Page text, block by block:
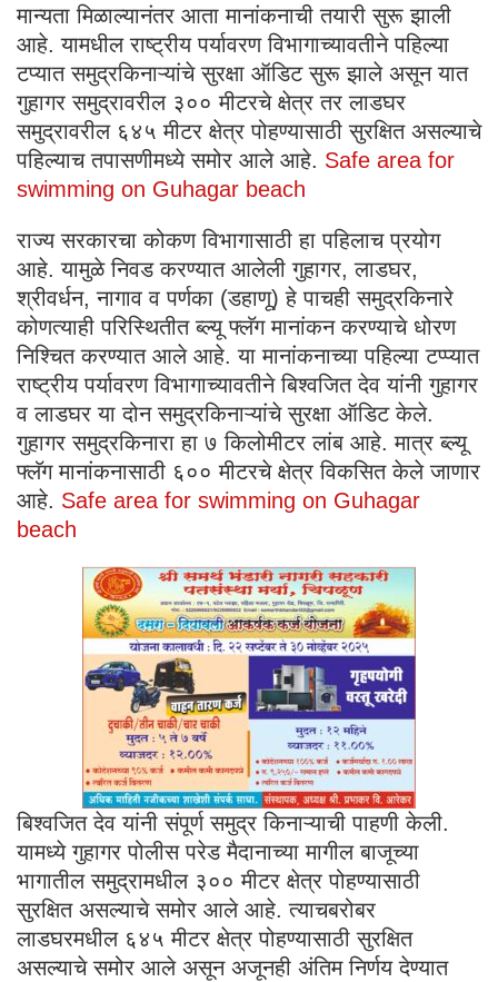
मान्यता मिळाल्यानंतर आता मानांकनाची तयारी सुरू झाली
आहे. यामधील राष्ट्रीय पर्यावरण विभागाच्यावतीने पहिल्या
टप्यात समुद्रकिनाऱ्यांचे सुरक्षा ऑडिट सुरू झाले असून यात
गुहागर समुद्रावरील ३०० मीटरचे क्षेत्र तर लाडघर
समुद्रावरील ६४५ मीटर क्षेत्र पोहण्यासाठी सुरक्षित असल्याचे
पहिल्याच तपासणीमध्ये समोर आले आहे. Safe area for
swimming on Guhagar beach
राज्य सरकारचा कोकण विभागासाठी हा पहिलाच प्रयोग
आहे. यामुळे निवड करण्यात आलेली गुहागर, लाडघर,
श्रीवर्धन, नागाव व पर्णका (डहाणू) हे पाचही समुद्रकिनारे
कोणत्याही परिस्थितीत ब्ल्यू फ्लॅग मानांकन करण्याचे धोरण
निश्चित करण्यात आले आहे. या मानांकनाच्या पहिल्या टप्प्यात
राष्ट्रीय पर्यावरण विभागाच्यावतीने बिश्वजित देव यांनी गुहागर
व लाडघर या दोन समुद्रकिनाऱ्यांचे सुरक्षा ऑडिट केले.
गुहागर समुद्रकिनारा हा ७ किलोमीटर लांब आहे. मात्र ब्ल्यू
फ्लॅग मानांकनासाठी ६०० मीटरचे क्षेत्र विकसित केले जाणार
आहे. Safe area for swimming on Guhagar
beach
बिश्वजित देव यांनी संपूर्ण समुद्र किनाऱ्याची पाहणी केली.
यामध्ये गुहागर पोलीस परेड मैदानाच्या मागील बाजूच्या
भागातील समुद्रामधील ३०० मीटर क्षेत्र पोहण्यासाठी
सुरक्षित असल्याचे समोर आले आहे. त्याचबरोबर
लाडघरमधील ६४५ मीटर क्षेत्र पोहण्यासाठी सुरक्षित
असल्याचे समोर आले असून अजूनही अंतिम निर्णय देण्यात